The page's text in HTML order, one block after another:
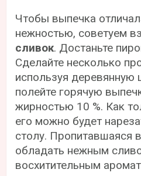
Чтобы выпечка
нежностью, советуем
сливок. Достаньте
Сделайте несколько
используя деревянную
полейте горячую
жирностью 10 %. Как
его можно будет
столу. Пропитавшаяся
обладать нежным
восхитительным